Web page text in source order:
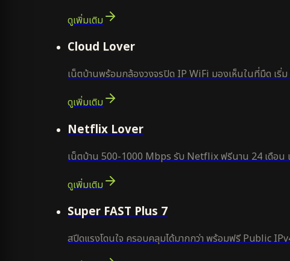
ดูเพิ่มเติม
Cloud Lover
เน็ตบ้านพร้อมกล้องวงจรปิด IP WiFi มองเห็นในที่มืด เริ่
ดูเพิ่มเติม
Netflix Lover
เน็ตบ้าน 500-1000 Mbps รับ Netflix ฟรีนาน 24 เดือน
ดูเพิ่มเติม
Super FAST Plus 7
สปีดแรงโดนใจ ครอบคลุมได้มากกว่า พร้อมฟรี Public